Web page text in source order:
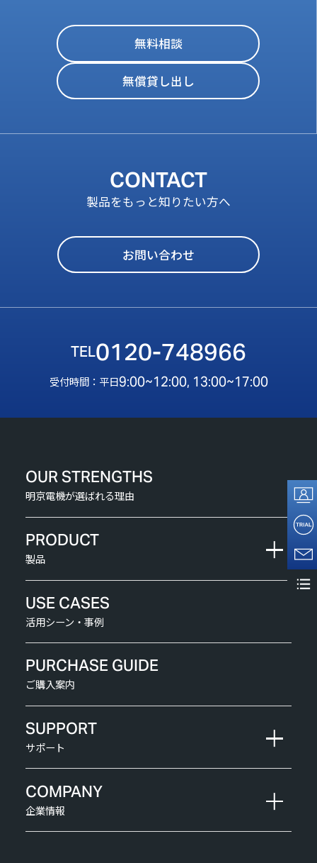
無料相談
無償貸し出し
CONTACT
製品をもっと知りたい方へ
お問い合わせ
0120-748966
受付時間：平日9:00~12:00, 13:00~17:00
OUR STRENGTHS
明京電機が選ばれる理由
PRODUCT
製品
USE CASES
活用シーン・事例
PURCHASE GUIDE
ご購入案内
SUPPORT
サポート
COMPANY
企業情報